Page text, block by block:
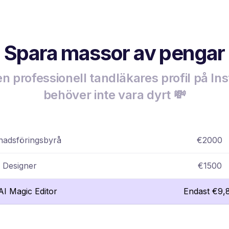
Spara massor av pengar
professionell tandläkares profil på
behöver inte vara dyrt 💸
€2000
Designer €1500
Magic Editor Endast